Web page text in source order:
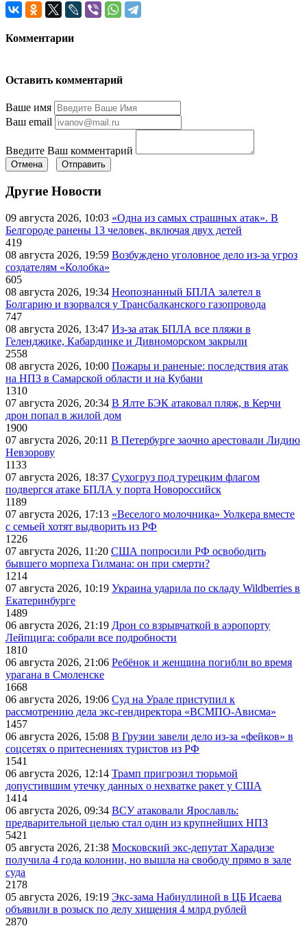
Комментарии
Оставить комментарий
Ваше имя
Ваш email
Введите Ваш комментарий
Отмена Отправить
Другие Новости
09 августа 2026, 10:03 «Одна из самых страшных атак». В
Белгороде ранены 13 человек, включая двух детей
419
08 августа 2026, 19:59 Возбуждено уголовное дело из-за угроз
создателям «Колобка»
605
08 августа 2026, 19:34 Неопознанный БПЛА залетел в
Болгарию и взорвался у Трансбалканского газопровода
747
08 августа 2026, 13:47 Из-за атак БПЛА все пляжи в
Геленджике, Кабардинке и Дивноморском закрыли
2558
08 августа 2026, 10:00 Пожары и раненые: последствия атак
на НПЗ в Самарской области и на Кубани
1310
07 августа 2026, 20:34 В Ялте БЭК атаковал пляж, в Керчи
дрон попал в жилой дом
1900
07 августа 2026, 20:11 В Петербурге заочно арестовали Лидию
Невзорову
1133
07 августа 2026, 18:37 Сухогруз под турецким флагом
подвергся атаке БПЛА у порта Новороссийск
1189
07 августа 2026, 17:13 «Веселого молочника» Уолкера вместе
с семьей хотят выдворить из РФ
1226
07 августа 2026, 11:20 США попросили РФ освободить
бывшего морпеха Гилмана: он при смерти?
1214
07 августа 2026, 10:19 Украина ударила по складу Wildberries в
Екатеринбурге
1489
06 августа 2026, 21:19 Дрон со взрывчаткой в аэропорту
Лейпцига: собрали все подробности
1810
06 августа 2026, 21:06 Ребёнок и женщина погибли во время
урагана в Смоленске
1668
06 августа 2026, 19:06 Суд на Урале приступил к
рассмотрению дела экс-гендиректора «ВСМПО-Ависма»
1457
06 августа 2026, 15:08 В Грузии завели дело из-за «фейков» в
соцсетях о притеснениях туристов из РФ
1541
06 августа 2026, 12:14 Трамп пригрозил тюрьмой
допустившим утечку данных о нехватке ракет у США
1414
06 августа 2026, 09:34 ВСУ атаковали Ярославль:
предварительной целью стал один из крупнейших НПЗ
5421
05 августа 2026, 21:38 Московский экс-депутат Харадизе
получила 4 года колонии, но вышла на свободу прямо в зале
суда
2178
05 августа 2026, 19:19 Экс-зама Набиуллиной в ЦБ Исаева
объявили в розыск по делу хищения 4 млрд рублей
2870